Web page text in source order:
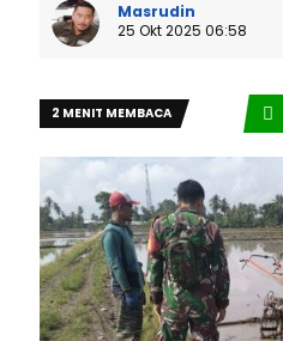
Masrudin
25 Okt 2025 06:58
2 MENIT MEMBACA